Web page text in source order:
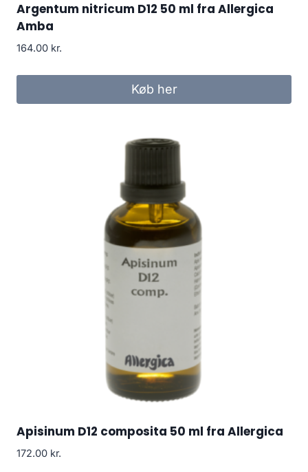
Argentum nitricum D12 50 ml fra Allergica
Amba
164.00 kr.
Køb her
Apisinum D12 composita 50 ml fra Allergica
172.00 kr.